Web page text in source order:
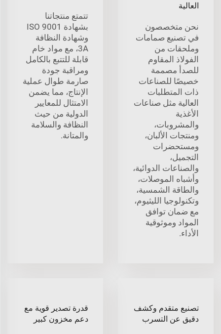
العالية
نحن متخصصون
في تصنيع صمامات
وملحقات من
الفولاذ المقاوم
للصدأ مصممة
خصيصًا للصناعات
ذات المتطلبات
العالية مثل صناعات
الأغذية
والمشروبات،
ومنتجات الألبان،
ومستحضرات
التجميل،
والصناعات الدوائية،
وأشباه الموصلات،
والطاقة الشمسية،
وتكنولوجيا الليثيوم،
مع ضمان توافق
المواد وموثوقية
الأداء.
تتمتع منتجاتنا
بشهادة ISO 9001
وشهادة النظافة
3A، مع مواد خام
قابلة للتتبع بالكامل
ومراقبة جودة
صارمة طوال عملية
الإنتاج، مما يضمن
الامتثال للمعايير
الدولية من حيث
النظافة والسلامة
والمتانة.
تصنيع متقدم وكشف
دقيق عن التسرب
قدرة تصدير قوية مع
دعم مخزون كبير